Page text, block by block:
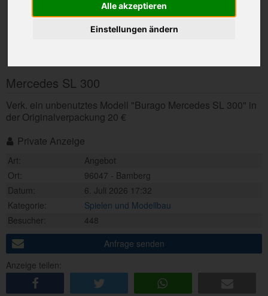
Alle akzeptieren
Einstellungen ändern
Mercedes SL 300
Verk. ein unbenutztes Modell "Burago Mercedes SL 300" in
der Originalverpackung 20 €
Private Anzeige
Art:
Angebot
Ort:
96047 - Bamberg
Datum:
6. Juli 2026 17:32
Kategorie:
Spielen und Modellbau
Besucher:
448
Anfrage senden
Anzeige teilen: